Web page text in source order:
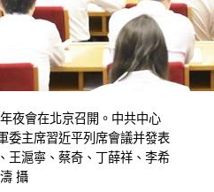
夜會在北京召開。中共中心
委主席習近平列席會議并發表
王滬寧、蔡奇、丁薛祥、李希
攝